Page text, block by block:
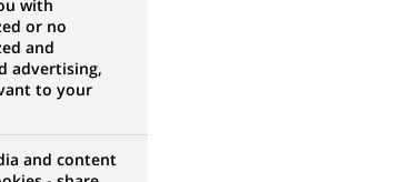
Le pouvoir
En Europe, le
pouvoir d’achat
disparités
with
or no
and
advertising,
to your
and content